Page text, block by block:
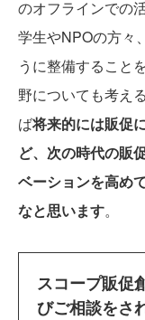
のオフラインでの
学生やNPOの方々
うに整備すること
野についても考え
ば将来的には販促
ど、次の時代の販
ベーションを高め
なと思います。
スコープ販促
びご相談をさ